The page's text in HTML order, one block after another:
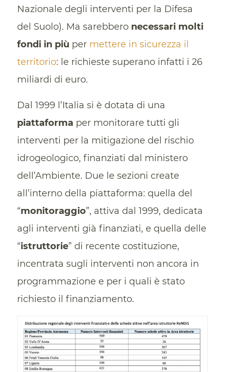
Nazionale degli interventi per la Difesa
del Suolo). Ma sarebbero necessari molti
fondi in più per mettere in sicurezza il
territorio: le richieste superano infatti i 26
miliardi di euro.
Dal 1999 l’Italia si è dotata di una
piattaforma per monitorare tutti gli
interventi per la mitigazione del rischio
idrogeologico, finanziati dal ministero
dell’Ambiente. Due le sezioni create
all’interno della piattaforma: quella del
“monitoraggio”, attiva dal 1999, dedicata
agli interventi già finanziati, e quella delle
“istruttorie” di recente costituzione,
incentrata sugli interventi non ancora in
programmazione e per i quali è stato
richiesto il finanziamento.